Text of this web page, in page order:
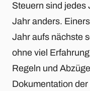
Steuern sind jedes
Jahr anders.
Jahr aufs nächste
ohne viel
Regeln und
Dokumentation